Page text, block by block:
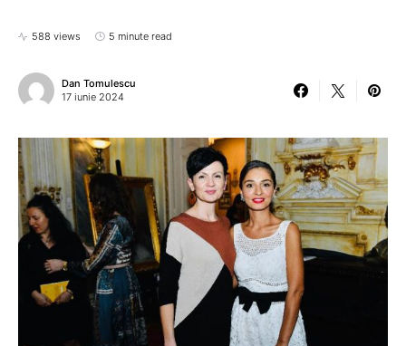
588 views 5 minute read
Dan Tomulescu
17 iunie 2024